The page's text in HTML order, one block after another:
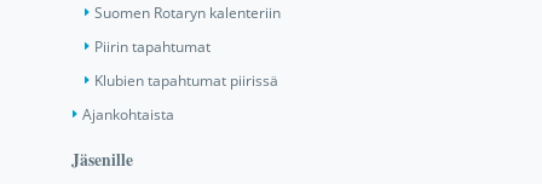
Suomen Rotaryn kalenteriin
Piirin tapahtumat
Klubien tapahtumat piirissä
Ajankohtaista
Jäsenille